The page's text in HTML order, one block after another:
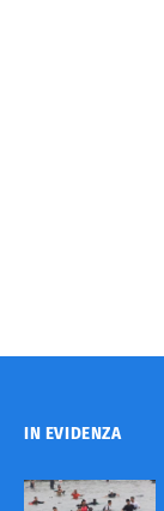
IN EVIDENZA